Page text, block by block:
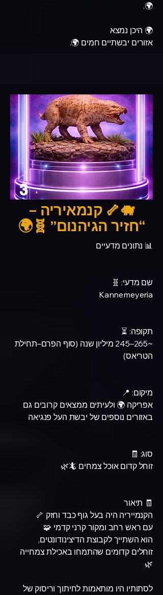
🌍.
🌍 היכן נמצא
אזורים יבשתיים חמים 🌍.
3
🐗🦴 קנמאיריה –
“חזיר הגיהנום” 🧬🌍
📊 נתונים מדעיים
שם מדעי: 🧬
Kannemeyeria
תקופה: ⏳
~265–245 מיליון שנה (סוף הפרם–תחילת
הטריאס)
מיקום: 📍
אפריקה 🌍 ולעיתים ממצאים קרובים גם
באזורים נוספים של יבשת העל פנגיאה
סוג: 🧾
זוחל קדום אוכל צמחים 🦎🌿
🧾 תיאור
הקנמייריה היה בעל גוף כבד וחזק 🦴
עם ראש רחב ומקור קרני קדמי 🧩
הוא השתייך לקבוצת הדיצינודונטים,
זוחלים קדומים שהתמחו באכילת צמחייה
🌿
לסתותיו היו מותאמות לחיתוך וריסוק של